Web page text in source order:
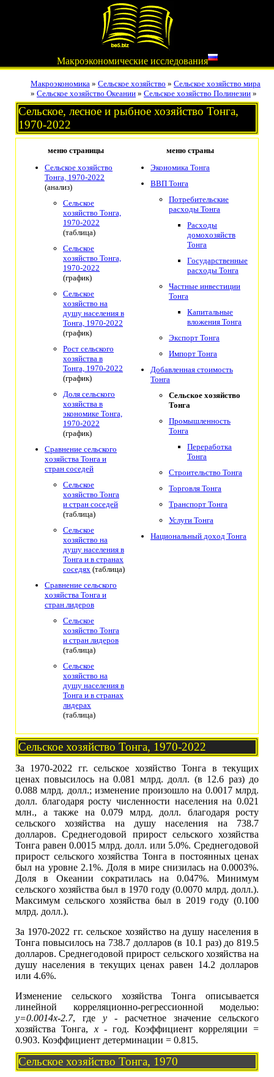
Макроэкономические исследования
Макроэкономика » Сельское хозяйство » Сельское хозяйство мира
» Сельское хозяйство Океании » Сельское хозяйство Полинезии »
Сельское, лесное и рыбное хозяйство Тонга,
1970-2022
меню страницы
меню страны
Сельское хозяйство
Тонга, 1970-2022
(анализ)
Сельское
хозяйство Тонга,
1970-2022
(таблица)
Сельское
хозяйство Тонга,
1970-2022
(график)
Сельское
хозяйство на
душу населения в
Тонга, 1970-2022
(график)
Рост сельского
хозяйства в
Тонга, 1970-2022
(график)
Доля сельского
хозяйства в
экономике Тонга,
1970-2022
(график)
Сравнение сельского
хозяйства Тонга и
стран соседей
Сельское
хозяйство Тонга
и стран соседей
(таблица)
Сельское
хозяйство на
душу населения в
Тонга и в странах
соседях (таблица)
Сравнение сельского
хозяйства Тонга и
стран лидеров
Сельское
хозяйство Тонга
и стран лидеров
(таблица)
Сельское
хозяйство на
душу населения в
Тонга и в странах
лидерах
(таблица)
Экономика Тонга
ВВП Тонга
Потребительские
расходы Тонга
Расходы
домохозяйств
Тонга
Государственные
расходы Тонга
Частные инвестиции
Тонга
Капитальные
вложения Тонга
Экспорт Тонга
Импорт Тонга
Добавленная стоимость
Тонга
Сельское хозяйство
Тонга
Промышленность
Тонга
Переработка
Тонга
Строительство Тонга
Торговля Тонга
Транспорт Тонга
Услуги Тонга
Национальный доход Тонга
Сельское хозяйство Тонга, 1970-2022
За 1970-2022 гг. сельское хозяйство Тонга в текущих
ценах повысилось на 0.081 млрд. долл. (в 12.6 раз) до
0.088 млрд. долл.; изменение произошло на 0.0017 млрд.
долл. благодаря росту численности населения на 0.021
млн., а также на 0.079 млрд. долл. благодаря росту
сельского хозяйства на душу населения на 738.7
долларов. Среднегодовой прирост сельского хозяйства
Тонга равен 0.0015 млрд. долл. или 5.0%. Среднегодовой
прирост сельского хозяйства Тонга в постоянных ценах
был на уровне 2.1%. Доля в мире снизилась на 0.0003%.
Доля в Океании сократилась на 0.047%. Минимум
сельского хозяйства был в 1970 году (0.0070 млрд. долл.).
Максимум сельского хозяйства был в 2019 году (0.100
млрд. долл.).
За 1970-2022 гг. сельское хозяйство на душу населения в
Тонга повысилось на 738.7 долларов (в 10.1 раз) до 819.5
долларов. Среднегодовой прирост сельского хозяйства на
душу населения в текущих ценах равен 14.2 долларов
или 4.6%.
Изменение сельского хозяйства Тонга описывается
линейной корреляционно-регрессионной моделью:
y=0.0014x-2.7, где y - расчетное значение сельского
хозяйства Тонга, x- год. Коэффициент корреляции =
0.903. Коэффициент детерминации = 0.815.
Сельское хозяйство Тонга, 1970